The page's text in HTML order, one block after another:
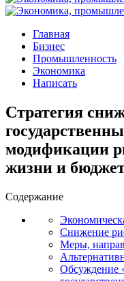
Главная
Бизнес
Промышленность
Экономика
Написать
Стратегия
модификации
жизни и
Содержание
Снижение
Меры,
Обсуждение